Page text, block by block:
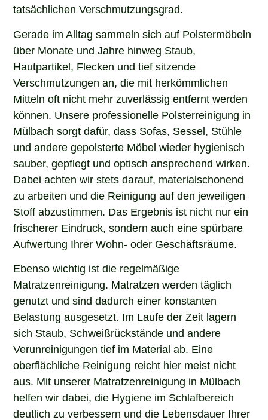
tatsächlichen Verschmutzungsgrad.
Gerade im Alltag sammeln sich auf Polstermöbeln
über Monate und Jahre hinweg Staub,
Hautpartikel, Flecken und tief sitzende
Verschmutzungen an, die mit herkömmlichen
Mitteln oft nicht mehr zuverlässig entfernt werden
können. Unsere professionelle Polsterreinigung in
Mülbach sorgt dafür, dass Sofas, Sessel, Stühle
und andere gepolsterte Möbel wieder hygienisch
sauber, gepflegt und optisch ansprechend wirken.
Dabei achten wir stets darauf, materialschonend
zu arbeiten und die Reinigung auf den jeweiligen
Stoff abzustimmen. Das Ergebnis ist nicht nur ein
frischerer Eindruck, sondern auch eine spürbare
Aufwertung Ihrer Wohn- oder Geschäftsräume.
Ebenso wichtig ist die regelmäßige
Matratzenreinigung. Matratzen werden täglich
genutzt und sind dadurch einer konstanten
Belastung ausgesetzt. Im Laufe der Zeit lagern
sich Staub, Schweißrückstände und andere
Verunreinigungen tief im Material ab. Eine
oberflächliche Reinigung reicht hier meist nicht
aus. Mit unserer Matratzenreinigung in Mülbach
helfen wir dabei, die Hygiene im Schlafbereich
deutlich zu verbessern und die Lebensdauer Ihrer